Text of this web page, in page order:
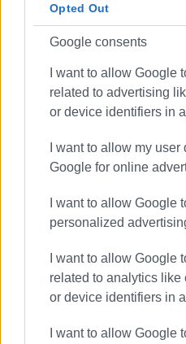
Opted Out
Google consents
I want to allow Google
related to advertising
or device identifiers in
I want to allow my
Google for online
I want to allow Google
personalized
I want to allow Google
related to analytics like
or device identifiers in
I want to allow Google
Ακολουθήστε το
Συνδρομητές